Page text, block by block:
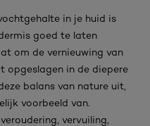
in je huid is
goed te laten
om de vernieuwing van
opgeslagen in de diepere
balans van nature uit,
voorbeeld van.
vervuiling,